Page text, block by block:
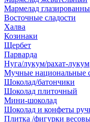
Мармелад
Восточные сладости
Халва
Козинаки
Щербет
Парварда
Нуга/лукум/рахат-лукум
Мучные национальные
Шоколад/батончики
Шоколад плиточный
Мини-шоколад
Шоколад и конфеты
Плитка /фигурки